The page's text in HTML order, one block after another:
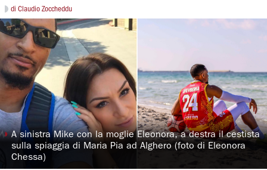
di Claudio Zoccheddu
◗A sinistra Mike con la moglie Eleonora, a destra il cestista
sulla spiaggia di Maria Pia ad Alghero (foto di Eleonora
Chessa)